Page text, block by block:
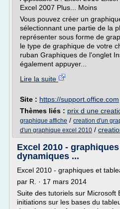
Excel 2007 Plus... Moins
Vous pouvez créer un
sélectionnant une partie de la
représenter sous forme de
le type de graphique de votre
ruban Graphiques de l'onglet
également appuyer...
Lire la suite
Site : https://support.office.com
Thèmes liés : prix d une
graphique affiche / creation d'un
d'un graphique excel 2010 /
Excel 2010 -
dynamiques ...
Excel 2010 - graphiques et
par R. · 17 mars 2014
Suite des tutoriels sur Microsoft
initiations sur les bases du